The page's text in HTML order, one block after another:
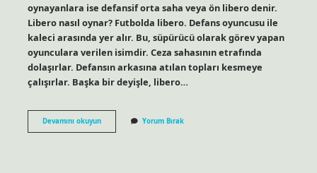
oynayanlara ise defansif orta saha veya ön libero denir.
Libero nasıl oynar? Futbolda libero. Defans oyuncusu ile
kaleci arasında yer alır. Bu, süpürücü olarak görev yapan
oyunculara verilen isimdir. Ceza sahasının etrafında
dolaşırlar. Defansın arkasına atılan topları kesmeye
çalışırlar. Başka bir deyişle, libero…
Devamını okuyunLibero
Nerede
Yorum Bırak